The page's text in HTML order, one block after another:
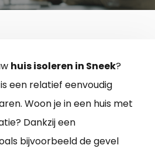
huis isoleren in Sneek?
een relatief eenvoudig
Woon je in een huis met
Dankzij een
bijvoorbeeld de gevel